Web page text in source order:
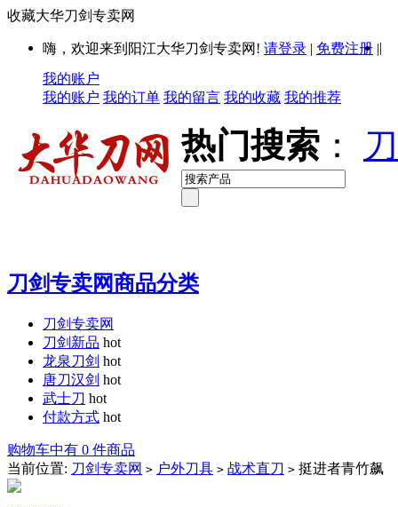
收藏大华刀剑专卖网
嗨，欢迎来到阳江大华刀剑专卖网! 请登录 | 免费注册 ||
我的账户
我的账户 我的订单 我的留言 我的收藏 我的推荐
热门搜索 ：
刀剑专卖网商品分类
刀剑专卖网
刀剑新品 hot
龙泉刀剑 hot
唐刀汉剑 hot
武士刀 hot
付款方式 hot
购物车中有 0 件商品
当前位置: 刀剑专卖网 > 户外刀具 > 战术直刀 > 挺进者青竹飙